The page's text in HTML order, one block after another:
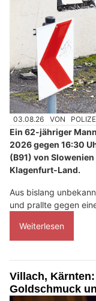
03.08.26 VON
Ein 62-jähriger
2026 gegen 16:30
(B91) von
Klagenfurt-Land.
Aus bislang
und prallte gegen
Weiterlesen
Villach,
Goldschmuck